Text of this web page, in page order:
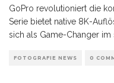
GoPro revolutioniert die
Serie bietet native 8K-
sich als Game-Changer
FOTOGRAFIE NEWS 0